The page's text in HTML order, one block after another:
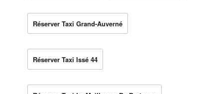
Réserver Taxi Grand-Auverné
Réserver Taxi Issé 44